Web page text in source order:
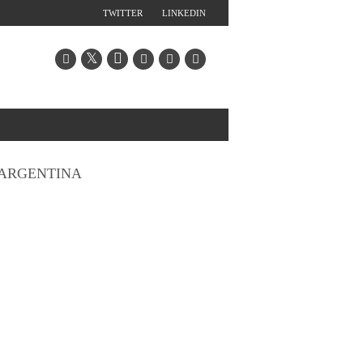
LINKEDIN
TWITTER